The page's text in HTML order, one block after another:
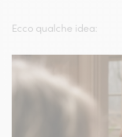
Ecco qualche idea: